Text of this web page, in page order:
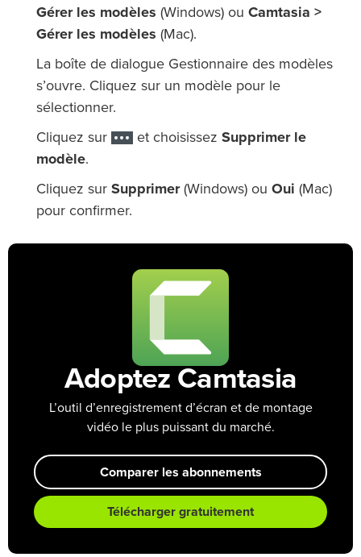
Gérer les modèles (Windows) ou Camtasia >
Gérer les modèles (Mac).
La boîte de dialogue Gestionnaire des modèles
s’ouvre. Cliquez sur un modèle pour le
sélectionner.
Cliquez sur et choisissez Supprimer le
modèle.
Cliquez sur Supprimer(Windows) ou Oui (Mac)
pour confirmer.
Adoptez Camtasia
L’outil d’enregistrement d’écran et de montage
vidéo le plus puissant du marché.
Comparer les abonnements
Télécharger gratuitement